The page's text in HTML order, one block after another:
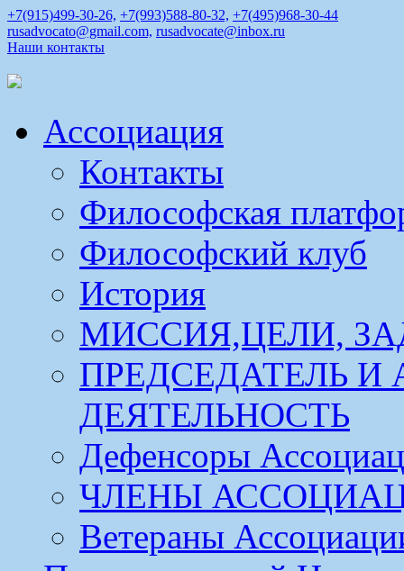
+7(915)499-30-26, +7(993)588-80-32, +7(495)968-30-44
rusadvocato@gmail.com, rusadvocate@inbox.ru
Наши контакты
Ассоциация
Контакты
Философская
Философский клуб
История
МИССИЯ,ЦЕЛИ,
ПРЕДСЕДАТЕЛЬ И
ДЕЯТЕЛЬНОСТЬ
Дефенсоры
ЧЛЕНЫ
Ветераны